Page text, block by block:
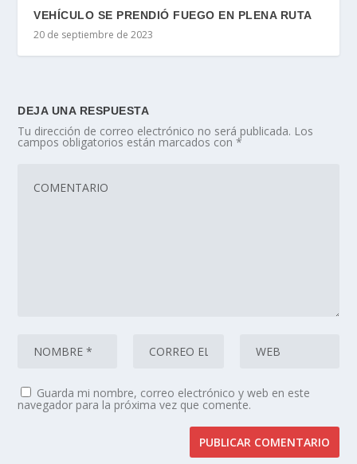
VEHÍCULO SE PRENDIÓ FUEGO EN PLENA RUTA
20 de septiembre de 2023
DEJA UNA RESPUESTA
Tu dirección de correo electrónico no será publicada. Los
campos obligatorios están marcados con*
Guarda mi nombre, correo electrónico y web en este
navegador para la próxima vez que comente.